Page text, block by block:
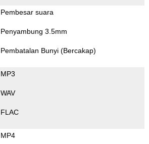
Pembesar suara
Penyambung 3.5mm
Pembatalan Bunyi (Bercakap)
MP3
WAV
FLAC
MP4